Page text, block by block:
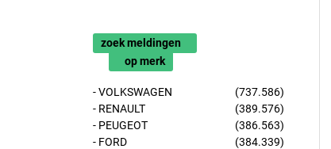
zoek meldingen
op merk
- VOLKSWAGEN
(737.586)
- RENAULT
(389.576)
- PEUGEOT
(386.563)
- FORD
(384.339)